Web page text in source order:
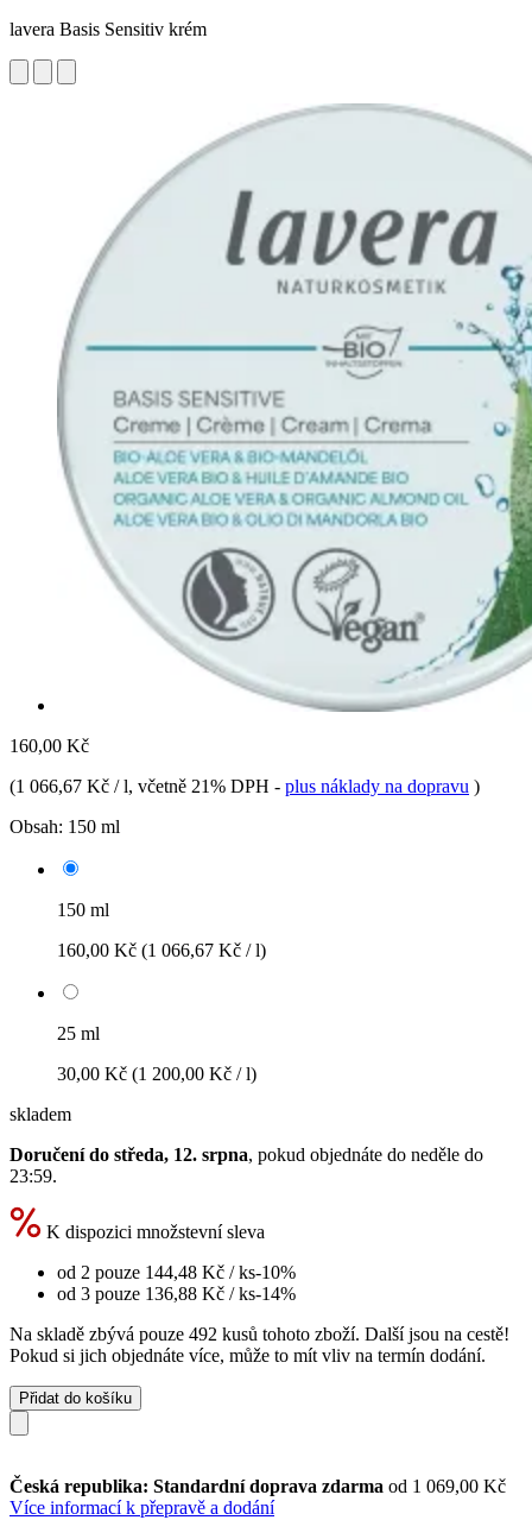
lavera Basis Sensitiv krém
160,00 Kč
(1 066,67 Kč / l, včetně 21% DPH - plus náklady na dopravu )
Obsah: 150 ml
150 ml
160,00 Kč (1 066,67 Kč / l)
25 ml
30,00 Kč (1 200,00 Kč / l)
skladem
Doručení do středa, 12. srpna, pokud objednáte do neděle do
23:59.
K dispozici množstevní sleva
od 2 pouze 144,48 Kč / ks-10%
od 3 pouze 136,88 Kč / ks-14%
Na skladě zbývá pouze 492 kusů tohoto zboží. Další jsou na cestě!
Pokud si jich objednáte více, může to mít vliv na termín dodání.
Přidat do košíku
Česká republika: Standardní doprava zdarma od 1 069,00 Kč
Více informací k přepravě a dodání